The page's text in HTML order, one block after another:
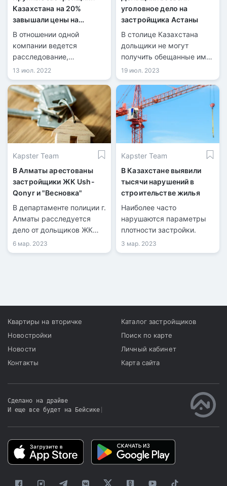
Казахстана на 20%
завышали цены на
квартиры
В отношении одной
компании ведется
расследование,
остальные 14 были
привлечены к
административной
ответственности,
передает ИА
«NewTimes.kz».
13 июл. 2022
уголовное дело на
застройщика Астаны
В столице Казахстана
дольщики не могут
получить обещанные им
квартиры. Речь идет о ЖК
R-Club, который
расположился по
проспекту Мангилик Ел.
19 июл. 2023
Kapster Team
В Алматы арестованы
застройщики ЖК Ush-
Qonyr и "Весновка"
В департаменте полиции г.
Алматы расследуется
дело от дольщиков ЖК
Ush-Qonyr и "Весновка" по
статье 190 части 4 пункта
6 мар. 2023
Kapster Team
В Казахстане выявили
тысячи нарушений в
строительстве жилья
Наиболее часто
нарушаются параметры
плотности застройки.
3 мар. 2023
Квартиры на вторичке
Новостройки
Новости
Контакты
Каталог застройщиков
Поиск по карте
Личный кабинет
Карта сайта
Сделано на драйве
И еще все будет на Бейсике